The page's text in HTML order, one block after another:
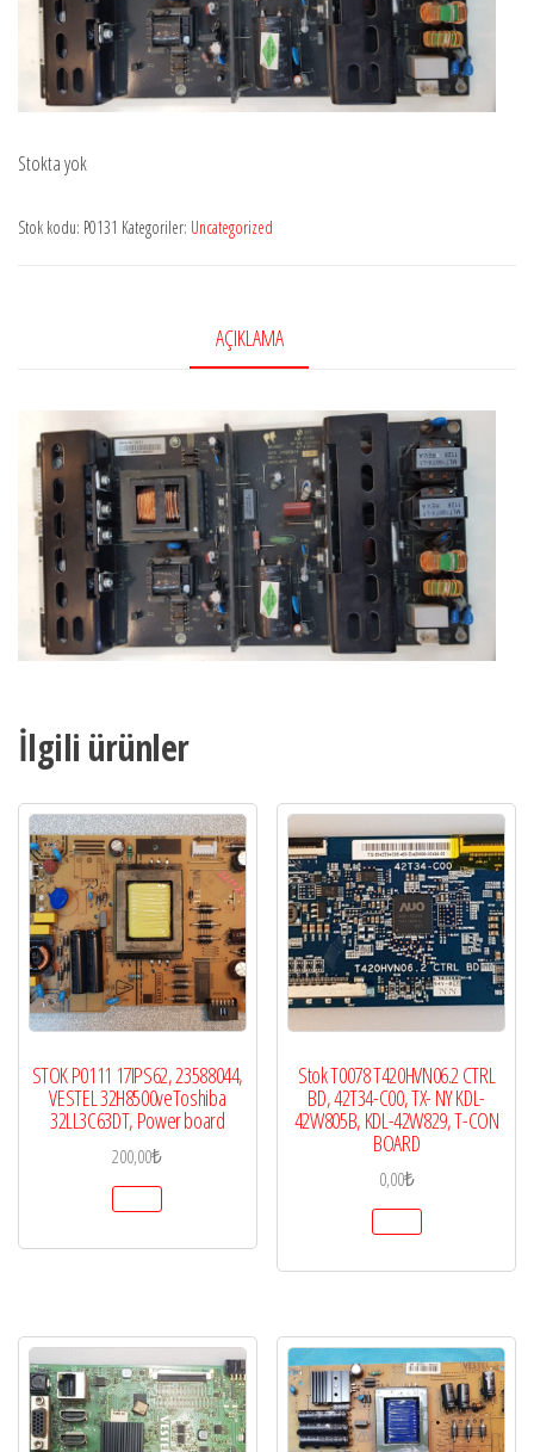
Stokta yok
Stok kodu: P0131 Kategoriler: Uncategorized
AÇIKLAMA
İlgili ürünler
STOK P0111 17IPS62, 23588044,
VESTEL 32H8500veToshiba
32LL3C63DT, Power board
200,00₺
Stok T0078 T420HVN06.2 CTRL
BD, 42T34-C00, TX- NY KDL-
42W805B, KDL-42W829, T-CON
BOARD
0,00₺